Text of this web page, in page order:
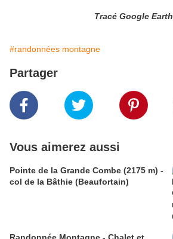
Tracé Google Earth
#randonnées montagne
Partager
Vous aimerez aussi
Pointe de la Grande Combe (2175 m) -
col de la Bâthie (Beaufortain)